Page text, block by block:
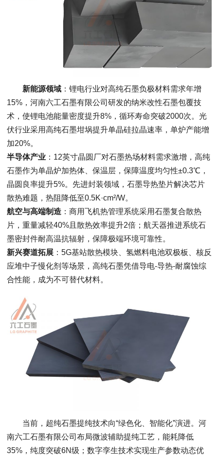
新能源领域：锂电行业对高纯石墨负极材料需求年增
15%，河南六工石墨有限公司研发的纳米改性石墨包覆技
术，使锂电池能量密度提升8%，循环寿命突破2000次。光
伏行业采用高纯石墨坩埚提升单晶硅拉晶速率，单炉产能增
加20%。
半导体产业：12英寸晶圆厂对石墨热场材料需求激增，高纯
石墨作为单晶炉加热体、保温层，保障温度均匀性±0.3℃，
晶圆良率提升5%。先进封装领域，石墨导热垫片解决芯片
散热难题，热阻降低至0.5K·cm²/W。
航空与高端制造：商用飞机热管理系统采用石墨复合散热
片，重量减轻40%且散热效率提升2倍；航天器推进系统石
墨密封件耐高温抗辐射，保障极端环境可靠性。
新兴赛道拓展：5G基站散热模块、氢燃料电池双极板、核反
应堆中子慢化剂等场景，高纯石墨凭借导电-导热-耐腐蚀综
合性能，成为不可替代材料。
当前，超纯石墨提纯技术向“绿色化、智能化”演进。河
南六工石墨有限公司布局微波辅助提纯工艺，能耗降低
35%，纯度突破6N级；数字孪生技术实现生产参数动态优